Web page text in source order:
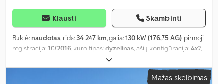
Klausti Skambinti
Būklė: naudotas, rida: 34 247 km, galia:130 kW (176,75 AG), pirmoji
registracija:10/2016, kuro tipas:dyzelinas, ašių konfigūracija:4x2,
dyzelinas
emisijos klasė:Euro 6, pakaba:plienas, bendras ilgis:8 330 mm,
6 300 mm, krovinių
Mažas skelbimas